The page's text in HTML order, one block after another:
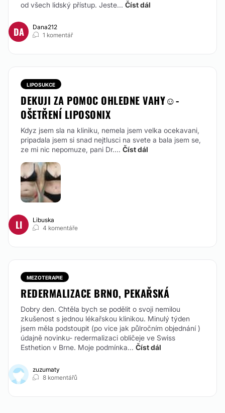
od všech lidský přístup. Jeste... Číst dál
DA
Dana212
1 komentář
LIPOSUKCE
DEKUJI ZA POMOC OHLEDNE VAHY☺️-
OŠETŘENÍ LIPOSONIX
Kdyz jsem sla na kliniku, nemela jsem velka ocekavani,
pripadala jsem si snad nejtlusci na svete a bala jsem se,
ze mi nic nepomuze, pani Dr.... Číst dál
LI
Libuska
4 komentáře
MEZOTERAPIE
REDERMALIZACE BRNO, PEKAŘSKÁ
Dobry den. Chtěla bych se podělit o svoji nemilou
zkušenost s jednou lékařskou klinikou. Minulý týden
jsem měla podstoupit (po vice jak půlročním objednání )
údajně novinku- redermalizaci obličeje ve Swiss
Esthetion v Brne. Moje podmínka... Číst dál
zuzumaty
8 komentářů